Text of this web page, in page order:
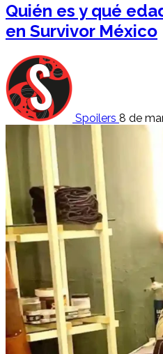
Quién es y qué
en Survivor México
Spoilers 8 de